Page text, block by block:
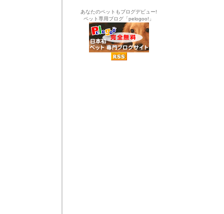
あなたのペットもブログデビュー!
ペット専用ブログ「pelogoo!」